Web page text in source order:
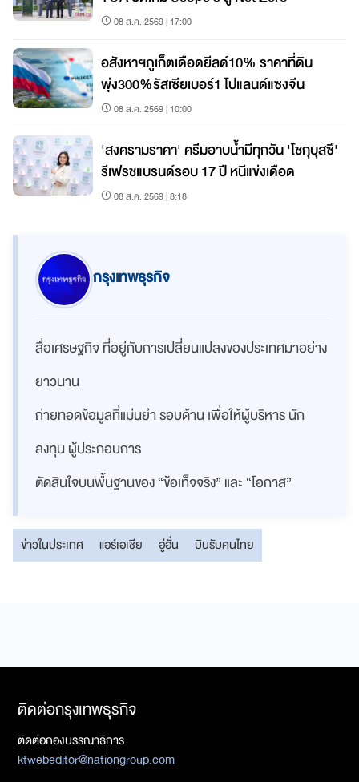
08 ส.ค. 2569 | 17:00
อสังหาฯภูเก็ตเดือดยีลด์10% ราคาที่ดิน
พุ่ง300%รัสเซียเบอร์1 โปแลนด์แซงจีน
08 ส.ค. 2569 | 10:00
'สงครามราคา' ครีมอาบน้ำมีทุกวัน 'โชกุบุสซึ'
รีเฟรชแบรนด์รอบ 17 ปี หนีแข่งเดือด
08 ส.ค. 2569 | 8:18
กรุงเทพธุรกิจ
สื่อเศรษฐกิจ ที่อยู่กับการเปลี่ยนแปลงของประเทศมาอย่าง
ยาวนาน
ถ่ายทอดข้อมูลที่แม่นยำ รอบด้าน เพื่อให้ผู้บริหาร นัก
ลงทุน ผู้ประกอบการ
ตัดสินใจบนพื้นฐานของ “ข้อเท็จจริง” และ “โอกาส”
ข่าวในประเทศ แอร์เอเชีย อู่ฮั่น บินรับคนไทย
ติดต่อกรุงเทพธุรกิจ
ติดต่อกองบรรณาธิการ
ktwebeditor@nationgroup.com